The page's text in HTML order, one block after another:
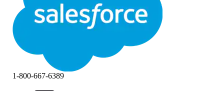
Chiudi Chiudi
1-800-667-6389